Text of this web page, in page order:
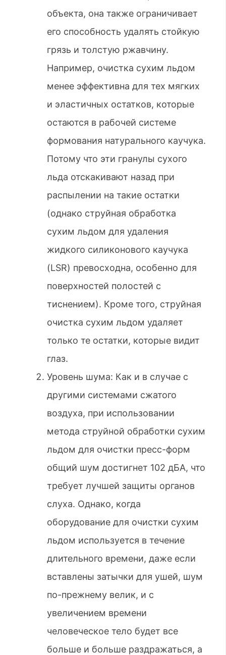
объекта, она также ограничивает
его способность удалять стойкую
грязь и толстую ржавчину.
Например, очистка сухим льдом
менее эффективна для тех мягких
и эластичных остатков, которые
остаются в рабочей системе
формования натурального каучука.
Потому что эти гранулы сухого
льда отскакивают назад при
распылении на такие остатки
(однако струйная обработка
сухим льдом для удаления
жидкого силиконового каучука
(LSR) превосходна, особенно для
поверхностей полостей с
тиснением). Кроме того, струйная
очистка сухим льдом удаляет
только те остатки, которые видит
глаз.
Уровень шума: Как и в случае с
другими системами сжатого
воздуха, при использовании
метода струйной обработки сухим
льдом для очистки пресс-форм
общий шум достигнет 102 дБА, что
требует лучшей защиты органов
слуха. Однако, когда
оборудование для очистки сухим
льдом используется в течение
длительного времени, даже если
вставлены затычки для ушей, шум
по-прежнему велик, и с
увеличением времени
человеческое тело будет все
больше и больше раздражаться, а